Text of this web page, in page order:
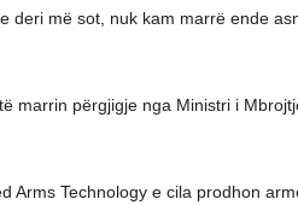
deri më sot, nuk kam marrë ende
marrin përgjigje nga Ministri i
Arms Technology e cila prodhon